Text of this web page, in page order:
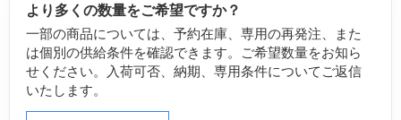
より多くの数量をご希望ですか？
一部の商品については、予約在庫、専用の再発注、また
は個別の供給条件を確認できます。ご希望数量をお知ら
せください。入荷可否、納期、専用条件についてご返信
いたします。